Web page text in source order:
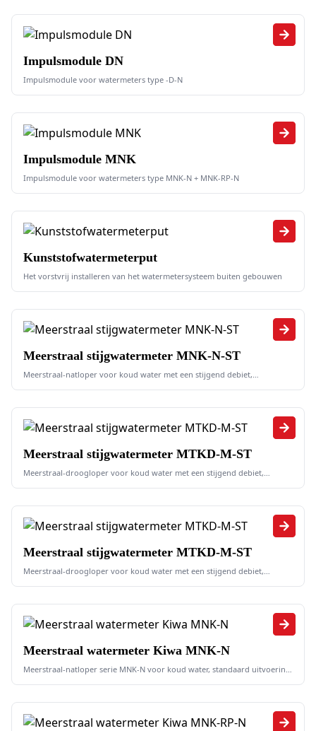
Impulsmodule DN
Impulsmodule voor watermeters type -D-N
Impulsmodule MNK
Impulsmodule voor watermeters type MNK-N + MNK-RP-N
Kunststofwatermeterput
Het vorstvrij installeren van het watermetersysteem buiten gebouwen
Meerstraal stijgwatermeter MNK-N-ST
Meerstraal-natloper voor koud water met een stijgend debiet,
uitvoering met 5-rollentelwerk, 10 l/impuls
Meerstraal stijgwatermeter MTKD-M-ST
Meerstraal-droogloper voor koud water met een stijgend debiet,
uitvoering met 8-rollentelwerk, 1/10 l/impuls
Meerstraal stijgwatermeter MTKD-M-ST
Meerstraal-droogloper voor koud water met een stijgend debiet,
uitvoering met 7 of 8-rollentelwerk, 10/1 l/impuls
Meerstraal watermeter Kiwa MNK-N
Meerstraal-natloper serie MNK-N voor koud water, standaard uitvoering
met 5-rollentelwerk. Voorbereid voor impulsgever 10 l/impuls